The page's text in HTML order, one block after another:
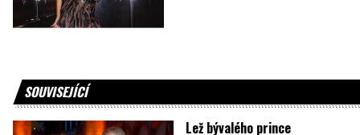
SOUVISEJÍCÍ
Lež bývalého prince